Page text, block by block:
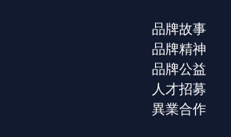
品牌故事
品牌精神
品牌公益
人才招募
異業合作